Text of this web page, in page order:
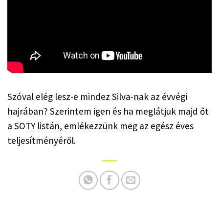
Szóval elég lesz-e mindez Silva-nak az évvégi
hajrában? Szerintem igen és ha meglátjuk majd őt
a SOTY listán, emlékezzünk meg az egész éves
teljesítményéről.